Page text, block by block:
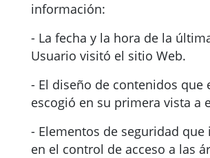
información:
- La fecha y la hora de la
Usuario visitó el sitio Web.
- El diseño de contenidos que
escogió en su primera vista a
- Elementos de seguridad que
en el control de acceso a las